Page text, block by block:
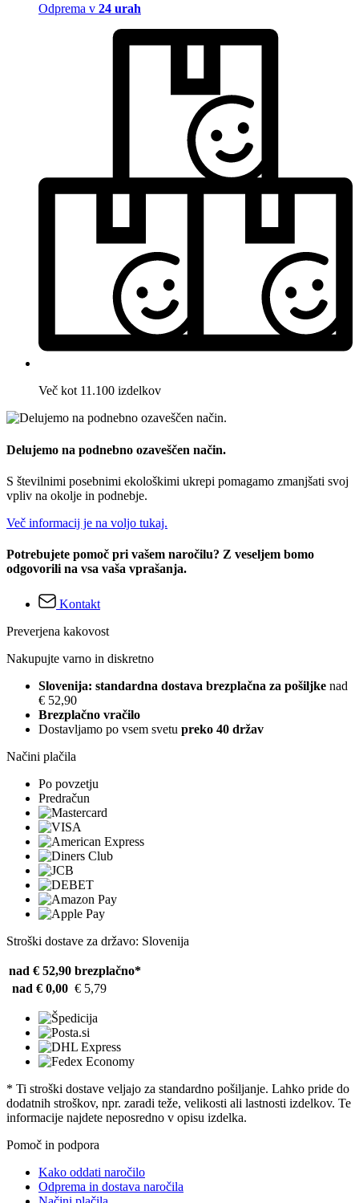
Odprema v 24 urah
Več kot 11.100 izdelkov
Delujemo na podnebno ozaveščen način.
S številnimi posebnimi ekološkimi ukrepi pomagamo zmanjšati svoj
vpliv na okolje in podnebje.
Več informacij je na voljo tukaj.
Potrebujete pomoč pri vašem naročilu? Z veseljem bomo
odgovorili na vsa vaša vprašanja.
Kontakt
Preverjena kakovost
Nakupujte varno in diskretno
Slovenija: standardna dostava brezplačna za pošiljke nad
€ 52,90
Brezplačno vračilo
Dostavljamo po vsem svetu preko 40 držav
Načini plačila
Po povzetju
Predračun
Stroški dostave za državo: Slovenija
nad € 52,90 brezplačno*
nad € 0,00 € 5,79
* Ti stroški dostave veljajo za standardno pošiljanje. Lahko pride do
dodatnih stroškov, npr. zaradi teže, velikosti ali lastnosti izdelkov. Te
informacije najdete neposredno v opisu izdelka.
Pomoč in podpora
Kako oddati naročilo
Odprema in dostava naročila